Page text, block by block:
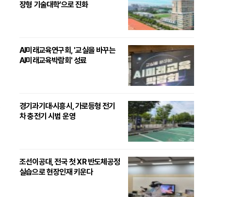
장형 기술대학’으로 진화
AI미래교육연구회, '교실을 바꾸는
AI미래교육박람회' 성료
경기과기대·시흥시, 가로등형 전기
차 충전기 시범 운영
조선이공대, 전국 첫 XR 반도체공정
실습으로 현장인재 키운다